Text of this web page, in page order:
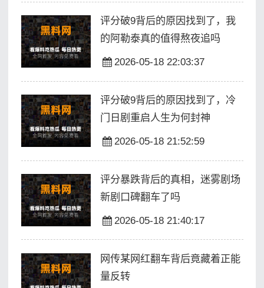
评分破9背后的原因找到了，我
的阿勒泰真的值得熬夜追吗
2026-05-18 22:03:37
评分破9背后的原因找到了，冷
门日剧重启人生为何封神
2026-05-18 21:52:59
评分暴跌背后的真相，迷雾剧场
新剧口碑翻车了吗
2026-05-18 21:40:17
网传某网红翻车背后竟藏着正能
量反转